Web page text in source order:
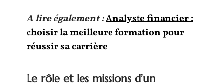
A lire également :Analyste financier :
choisir la meilleure formation pour
réussir sa carrière
Le rôle et les missions d’un